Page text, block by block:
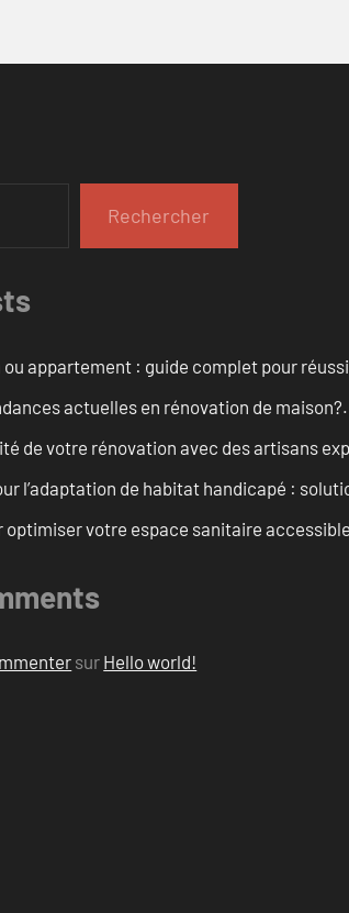
Rechercher
appartement : guide complet pour
actuelles en rénovation de maison?.
de votre rénovation avec des artisans
l’adaptation de habitat handicapé :
optimiser votre espace sanitaire
sur Hello world!